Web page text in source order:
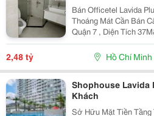
Bán Officetel Lavida
Thoáng Mát Cần Bán Căn Officetel Tại Lavida Plus
Quận 7 , Diện Tích
View Sông Mát Mẻ,
Phòng. Căn Hộ Bàn Giao Nhà Trống , Dễ Dàng Thiết
2,48 tỷ Hồ Chí Minh
Shophouse Lavida
Khách
Sở Hữu Mặt Tiền Tầng Trệt